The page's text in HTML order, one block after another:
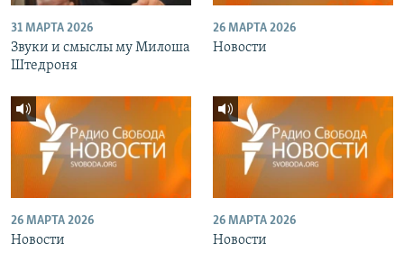
31 МАРТА 2026
Звуки и смыслы му Милоша
Штедроня
26 МАРТА 2026
Новости
26 МАРТА 2026
Новости
26 МАРТА 2026
Новости